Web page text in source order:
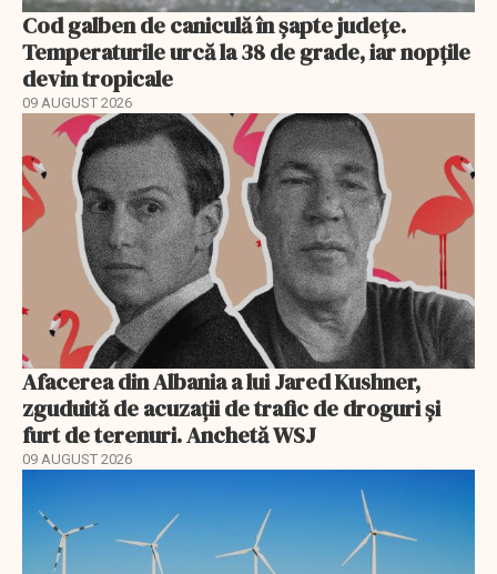
Cod galben de caniculă în șapte județe.
Temperaturile urcă la 38 de grade, iar nopțile
devin tropicale
09 AUGUST 2026
Afacerea din Albania a lui Jared Kushner,
zguduită de acuzații de trafic de droguri și
furt de terenuri. Anchetă WSJ
09 AUGUST 2026